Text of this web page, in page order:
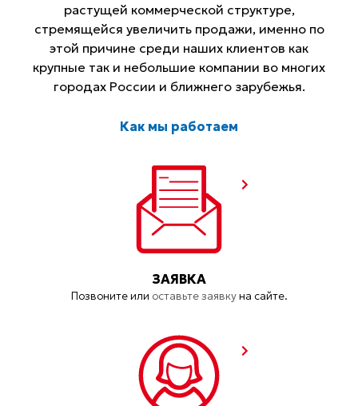
растущей коммерческой структуре,
стремящейся увеличить продажи, именно по
этой причине среди наших клиентов как
крупные так и небольшие компании во многих
городах России и ближнего зарубежья.
Как мы работаем
ЗАЯВКА
Позвоните или оставьте заявкуна сайте.